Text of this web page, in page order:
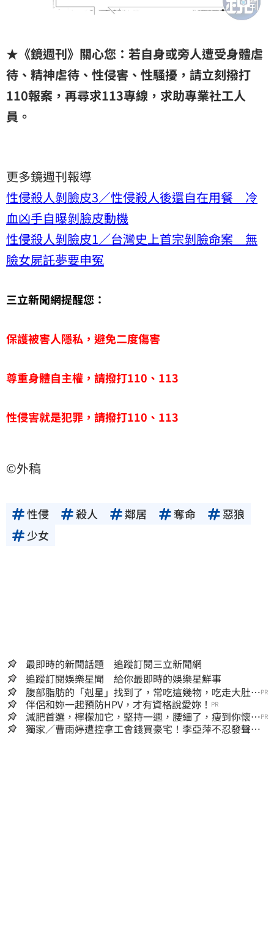
★《鏡週刊》關心您：若自身或旁人遭受身體虐
待、精神虐待、性侵害、性騷擾，請立刻撥打
110報案，再尋求113專線，求助專業社工人
員。
更多鏡週刊報導
性侵殺人剝臉皮3／性侵殺人後還自在用餐 冷
血凶手自曝剝臉皮動機
性侵殺人剝臉皮1／台灣史上首宗剝臉命案 無
臉女屍託夢要申冤
三立新聞網提醒您：
保護被害人隱私，避免二度傷害
尊重身體自主權，請撥打110、113
性侵害就是犯罪，請撥打110、113
©外稿
性侵 殺人 鄰居 奪命
惡狼
少女
最即時的新聞話題 追蹤訂閱三立新聞網
追蹤訂閱娛樂星聞 給你最即時的娛樂星鮮事
腹部脂肪的「剋星」找到了，常吃這幾物，吃走大肚
囊，瘦出小蠻腰
PR
伴侶和妳一起預防HPV，才有資格說愛妳！ PR
減肥首選，檸檬加它，堅持一週，腰細了，瘦到你懷疑
人生
PR
獨家／曹雨婷遭控拿工會錢買豪宅！李亞萍不忍發聲：